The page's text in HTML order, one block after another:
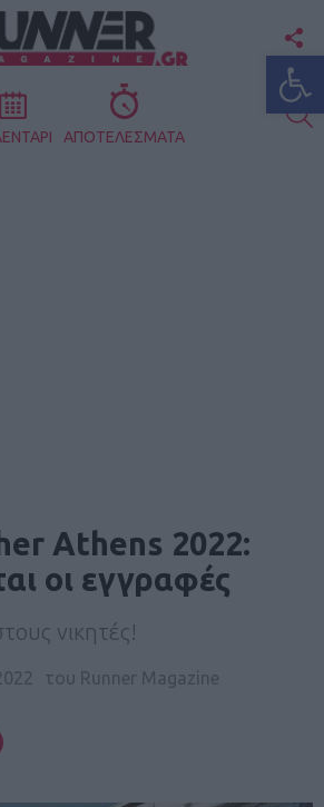
ΑΠΟΤΕΛΕΣΜΑΤΑ
Athens 2022:
οι εγγραφές
νικητές!
του Runner Magazine